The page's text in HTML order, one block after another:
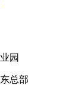
园
总部